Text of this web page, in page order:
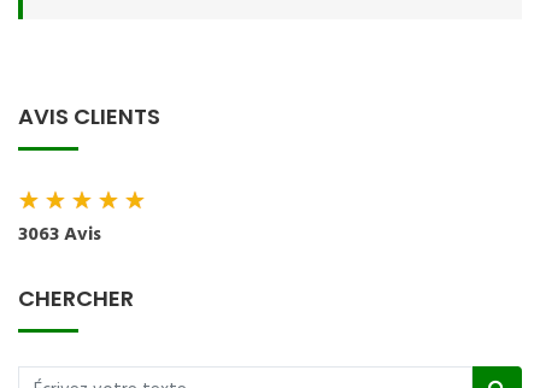
AVIS CLIENTS
★★★★★
3063 Avis
CHERCHER